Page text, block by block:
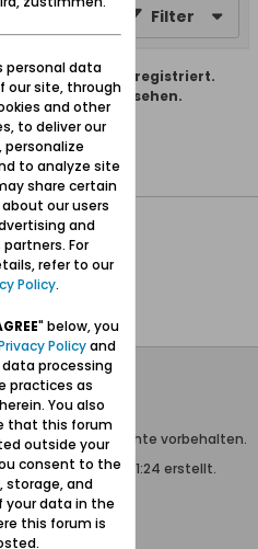
Filter
du bist nicht registriert.
können alles sehen.
MMXXVI
byvBulletin®
vBulletin. Alle Rechte vorbehalten.
Seite wurde um 21:24 erstellt.
personal data
our site, through
and other
to deliver our
personalize
to analyze site
share certain
our users
and
For
refer to our
Policy.
" below, you
Policyand
processing
practices as
You also
that this forum
outside your
consent to the
storage, and
your data in the
this forum is